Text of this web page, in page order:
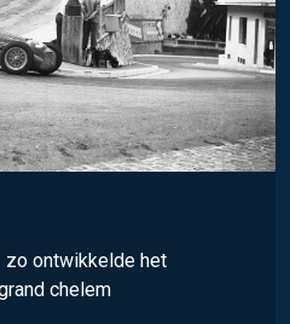
zo ontwikkelde het
chelem